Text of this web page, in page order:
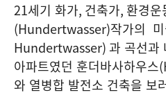
21세기 화가, 건축가, 환경
(Hundertwasser)작가의
Hundertwasser)과 곡선과
아파트였던 훈더바사하우스
와 열병합 발전소 건축을 보